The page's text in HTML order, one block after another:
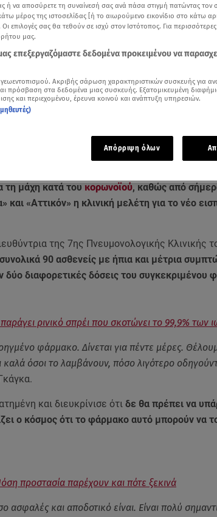
Add star.gr on Google
τη μάχη κατά του κορωνοϊού, καθώς από
και «Αττικόν» η κλινική μελέτη για το νέο
της 7ης Πνευμονολογικής Κλινικής
συνολικά 90 ασθενείς με ήπια και μέτρια
δύο διαφορετικές δόσεις του συγκεκριμένου
ρινικό σπρέι που σκοτώνει το 99,9% των
φάρμακο. Δίνεται για πέντε μέρες.
καλά όσοι το λαμβάνουν, πόσο λιγότερο
και διευκρίνισε ότι δε θα πρέπει να
ο κόσμος ότι το φάρμακο αυτό μπορούν να
προστασία παρέχουν και πότε ξεκινά
ασφαλές και αποδοτικό είναι. Είναι πολύ
ή να αποσύρετε τη συναίνεσή σας ανά πάσα στιγμή πατώντας τον
μέρος της ιστοσελίδας [ή το αιωρούμενο εικονίδιο στο κάτω
επιλογές σας θα τεθούν σε ισχύ στον Ιστότοπος. Για
μας.
επεξεργαζόμαστε δεδομένα προκειμένου να
Ακριβής σάρωση χαρακτηριστικών συσκευής για
πρόσβαση στα δεδομένα μιας συσκευής. Εξατομικευμένη
και περιεχομένου, έρευνα κοινού και ανάπτυξη υπηρεσιών.
Απόρριψη όλων